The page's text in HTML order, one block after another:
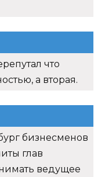
что
а вторая.
бизнесменов
глав
ведущее